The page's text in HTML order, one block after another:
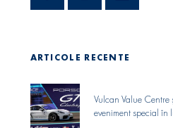
ARTICOLE RECENTE
Vulcan Value Centre
eveniment special în